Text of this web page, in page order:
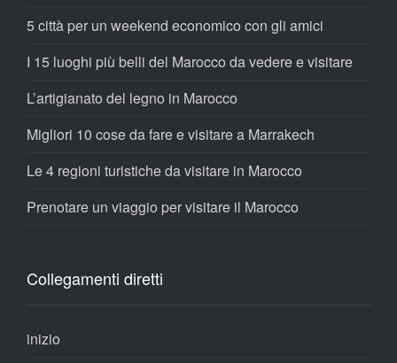
5 città per un weekend economico con gli amici
I 15 luoghi più belli del Marocco da vedere e visitare
L’artigianato del legno in Marocco
Migliori 10 cose da fare e visitare a Marrakech
Le 4 regioni turistiche da visitare in Marocco
Prenotare un viaggio per visitare il Marocco
Collegamenti diretti
inizio